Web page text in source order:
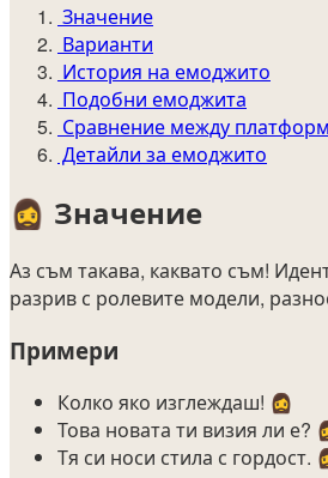
Значение
Варианти
История на емоджито
Подобни емоджита
Сравнение между
Детайли за емоджито
🧔‍♀️ Значение
Аз съм такава, каквато съм!
разрив с ролевите модели,
Примери
Колко яко изглеждаш! 🧔‍♀️
Това новата ти визия ли е?
Тя си носи стила с гордост.